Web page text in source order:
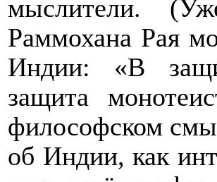
мыслители.
Раммохана Рая
Индии: «В
защита
философском
об Индии, как